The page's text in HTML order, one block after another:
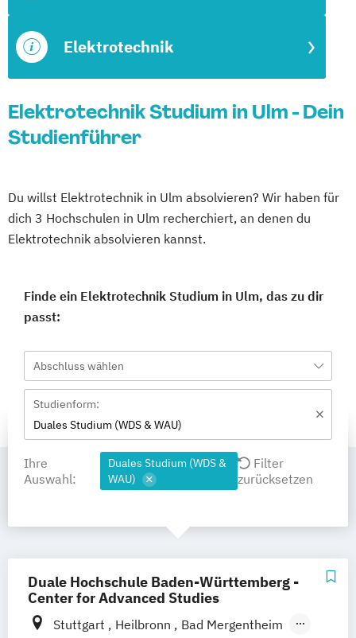
Elektrotechnik
Elektrotechnik Studium in Ulm - Dein
Studienführer
Du willst Elektrotechnik in Ulm absolvieren? Wir haben für
dich 3 Hochschulen in Ulm recherchiert, an denen du
Elektrotechnik absolvieren kannst.
Finde ein Elektrotechnik Studium in Ulm, das zu dir
passt:
Abschluss wählen
Studienform:
Duales Studium (WDS & WAU)
Ihre
Auswahl:
Duales Studium (WDS &
WAU)
Filter
zurücksetzen
Duale Hochschule Baden-Württemberg -
Center for Advanced Studies
Stuttgart Heilbronn
Bad Mergentheim